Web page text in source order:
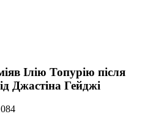
Ілію Топурію після
Джастіна Гейджі